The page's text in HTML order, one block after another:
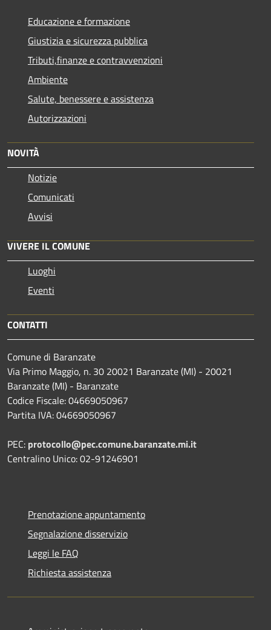
Educazione e formazione
Giustizia e sicurezza pubblica
Tributi,finanze e contravvenzioni
Ambiente
Salute, benessere e assistenza
Autorizzazioni
NOVITÀ
Notizie
Comunicati
Avvisi
VIVERE IL COMUNE
Luoghi
Eventi
CONTATTI
Comune di Baranzate
Via Primo Maggio, n. 30 20021 Baranzate (MI) - 20021
Baranzate (MI) - Baranzate
Codice Fiscale: 04669050967
Partita IVA: 04669050967
PEC: protocollo@pec.comune.baranzate.mi.it
Centralino Unico: 02-91246901
Prenotazione appuntamento
Segnalazione disservizio
Leggi le FAQ
Richiesta assistenza